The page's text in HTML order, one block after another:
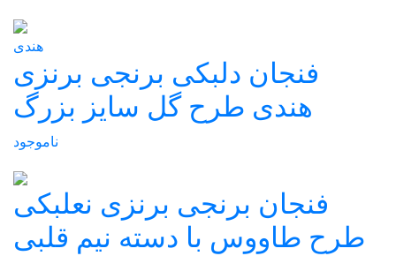
هندی
فنجان دلبکی برنجی برنزی
هندی طرح گل سایز بزرگ
ناموجود
فنجان برنجی برنزی نعلبکی
طرح طاووس با دسته نیم قلبی